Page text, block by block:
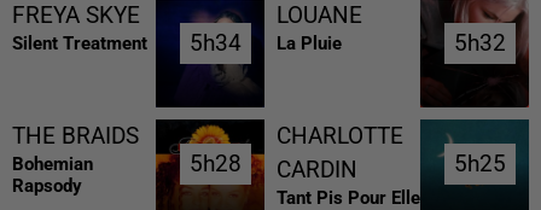
FREYA SKYE
Silent Treatment 5h34
5h34
LOUANE
La Pluie 5h32
5h32
THE BRAIDS
Bohemian
Rapsody
5h28
5h28
CHARLOTTE
CARDIN
Tant Pis Pour Elle
5h25
5h25